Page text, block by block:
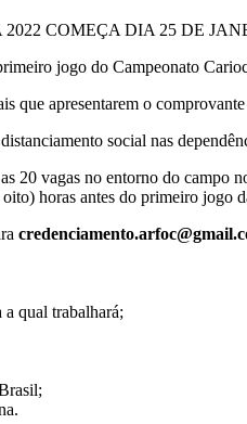
COMEÇA DIA 25 DE
jogo do Campeonato
que apresentarem o
social nas
20 vagas no entorno do
horas antes do primeiro jogo
qual trabalhará;